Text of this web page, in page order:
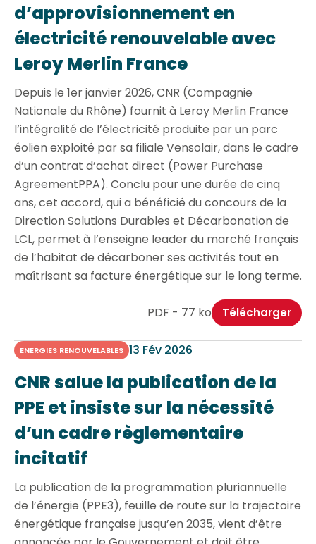
d’approvisionnement en
électricité renouvelable avec
Leroy Merlin France
Depuis le 1er janvier 2026, CNR (Compagnie
Nationale du Rhône) fournit à Leroy Merlin France
l’intégralité de l’électricité produite par un parc
éolien exploité par sa filiale Vensolair, dans le cadre
d’un contrat d’achat direct (Power Purchase
AgreementPPA). Conclu pour une durée de cinq
ans, cet accord, qui a bénéficié du concours de la
Direction Solutions Durables et Décarbonation de
LCL, permet à l’enseigne leader du marché français
de l’habitat de décarboner ses activités tout en
maîtrisant sa facture énergétique sur le long terme.
PDF - 77 ko Télécharger
ENERGIES RENOUVELABLES 13 Fév 2026
CNR salue la publication de la
PPE et insiste sur la nécessité
d’un cadre règlementaire
incitatif
La publication de la programmation pluriannuelle
de l’énergie (PPE3), feuille de route sur la trajectoire
énergétique française jusqu’en 2035, vient d’être